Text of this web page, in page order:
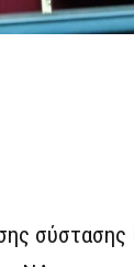
σύστασης